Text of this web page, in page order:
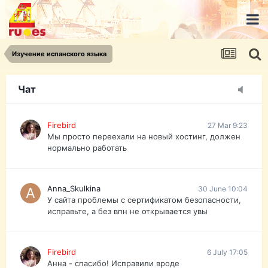
Изучение испанского языка
Чат
urist.dokument@gmail.com
https://pasport-ua.com/
Телеграмм @uristpassua
Firebird
Друзья - из России без VPN сайт и форум
Firebird 27 Mar 9:23
Мы просто переехали на новый хостинг, должен
нормально работать
Anna_Skulkina 30 June 10:04
У сайта проблемы с сертификатом безопасности,
исправьте, а без впн не открывается увы
Firebird 6 July 17:05
Анна - спасибо! Исправили вроде